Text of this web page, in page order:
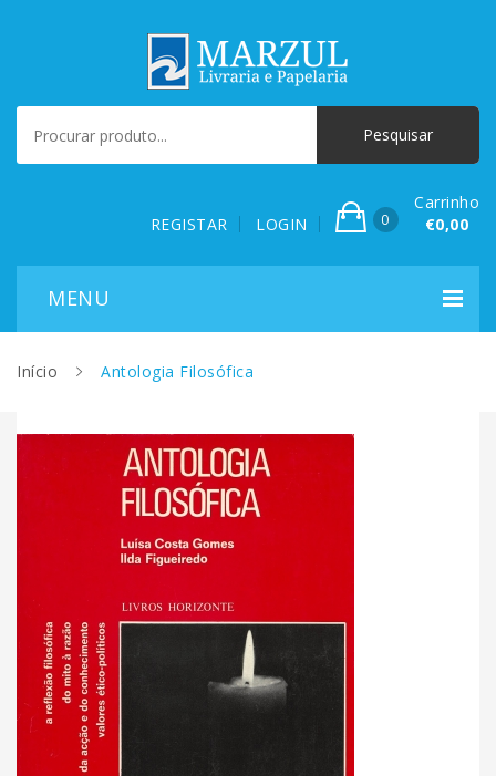
REGISTAR LOGIN 0
Carrinho
€0,00
Início Antologia Filosófica